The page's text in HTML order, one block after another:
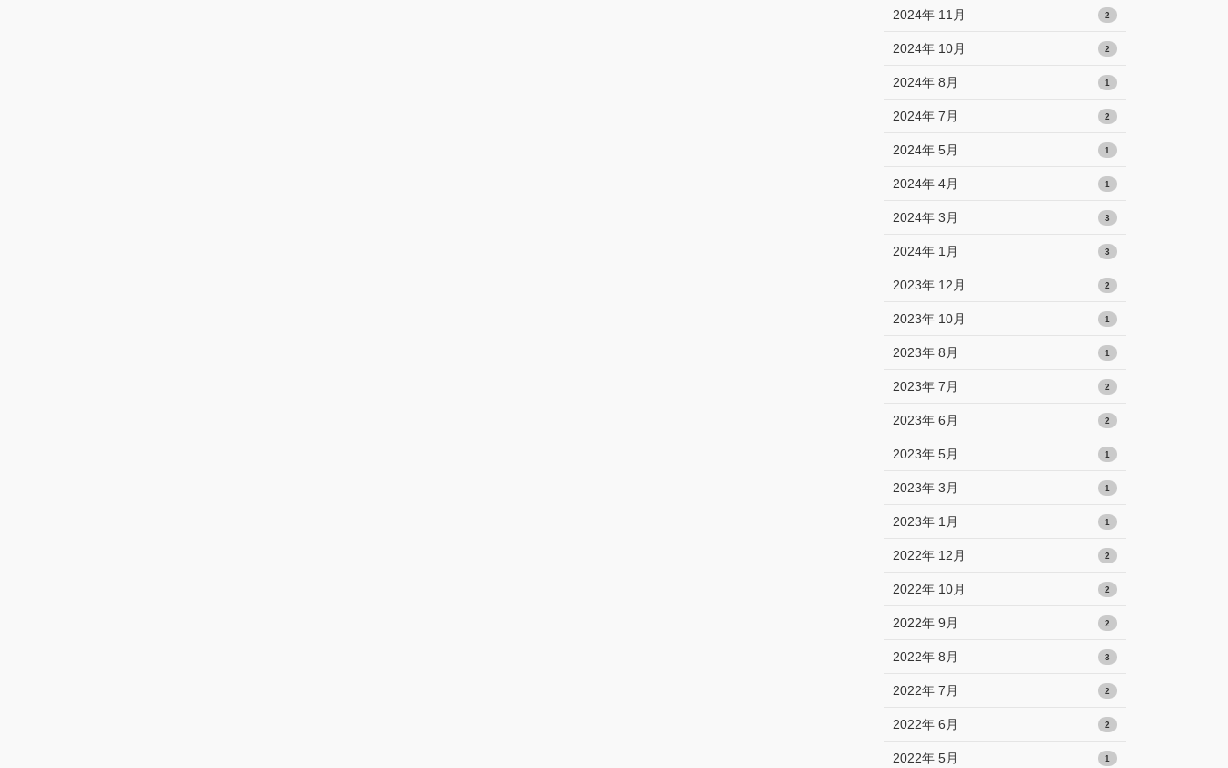
2024年 11月 2
2024年 10月 2
2024年 8月 1
2024年 7月 2
2024年 5月 1
2024年 4月 1
2024年 3月 3
2024年 1月 3
2023年 12月 2
2023年 10月 1
2023年 8月 1
2023年 7月 2
2023年 6月 2
2023年 5月 1
2023年 3月 1
2023年 1月 1
2022年 12月 2
2022年 10月 2
2022年 9月 2
2022年 8月 3
2022年 7月 2
2022年 6月 2
2022年 5月 1